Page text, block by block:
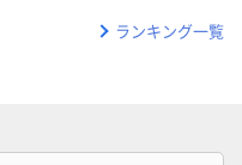
ランキング一覧